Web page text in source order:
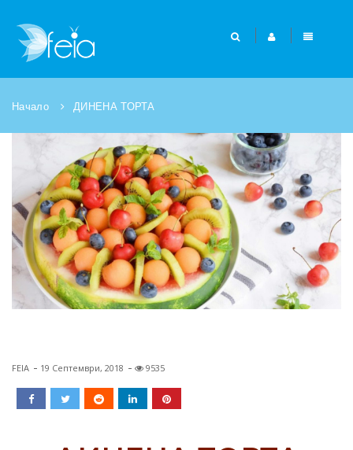
Начало ДИНЕНА ТОРТА
FEIA 19 Септември, 2018 9535